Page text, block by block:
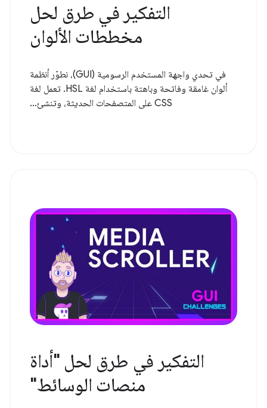
التفكير في طرق لحل
مخططات الألوان
في تحدي واجهة المستخدم الرسومية (GUI)، نطوّر أنظمة
ألوان غامقة وفاتحة وباهتة باستخدام لغة HSL. تعمل لغة
CSS على المتصفحات الحديثة، وتنشئ...
التفكير في طرق لحل "أداة
منصات الوسائط"